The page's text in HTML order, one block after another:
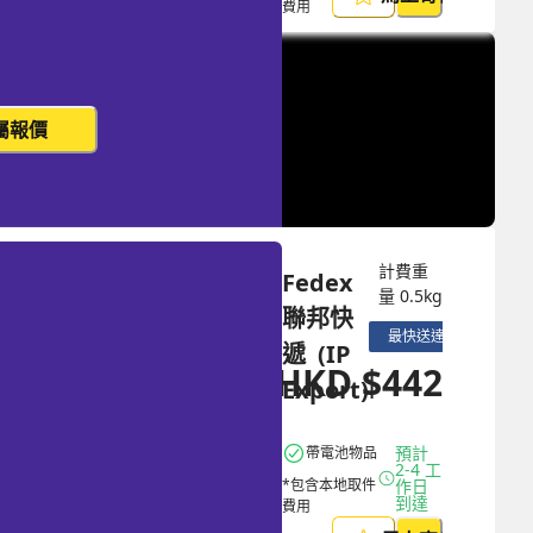
費用
報價
Fedex
聯邦快
遞  (IP
Export)
最快送達
帶電池物品
*包含本地取件
費用
計費重
量 0.5kg
HKD$442
預計
2-4 工
作日
到達